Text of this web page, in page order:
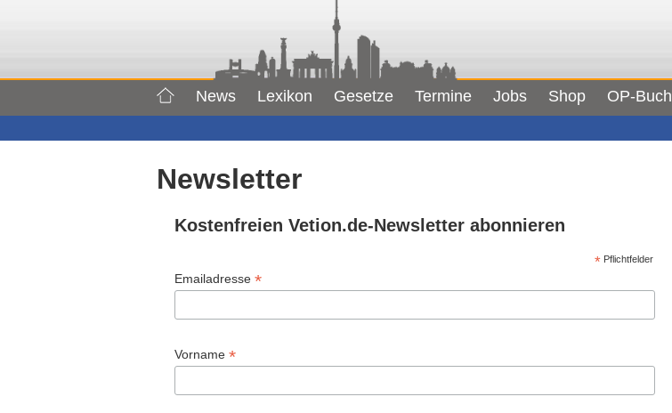
News Lexikon Gesetze Termine Jobs Shop OP-Buch
Newsletter
Kostenfreien Vetion.de-Newsletter abonnieren
*Pflichtfelder
Emailadresse *
Vorname *